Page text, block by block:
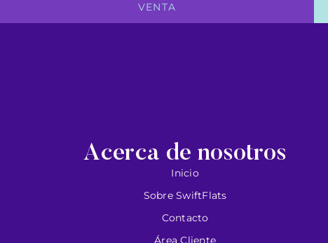
VENTA
Acerca de nosotros
Inicio
Sobre SwiftFlats
Contacto
Área Cliente